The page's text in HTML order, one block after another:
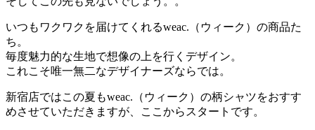
いつもワクワクを届けてくれるweac.（ウィーク）の商品た
ち。
毎度魅力的な生地で想像の上を行くデザイン。
これこそ唯一無二なデザイナーズならでは。
新宿店ではこの夏もweac.（ウィーク）の柄シャツをおすす
めさせていただきますが、ここからスタートです。